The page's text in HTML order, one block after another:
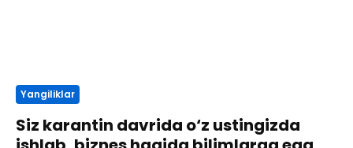
Yangiliklar
Siz karantin davrida o‘z ustingizda